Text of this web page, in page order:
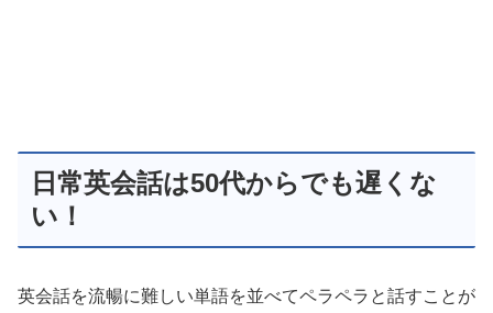
日常英会話は50代からでも遅くな
い！
英会話を流暢に難しい単語を並べてペラペラと話すことが